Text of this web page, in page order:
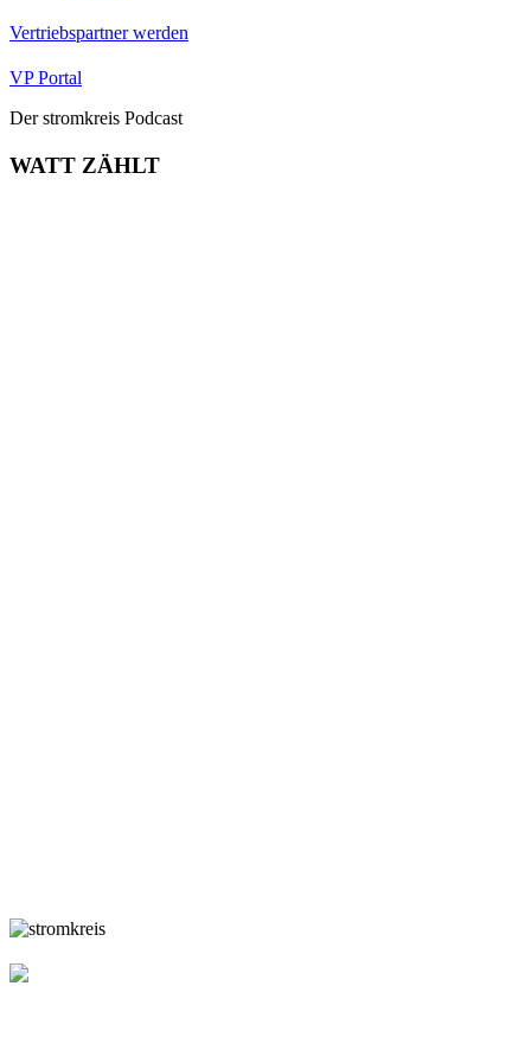
Vertriebspartner werden
VP Portal
Der stromkreis Podcast
WATT ZÄHLT